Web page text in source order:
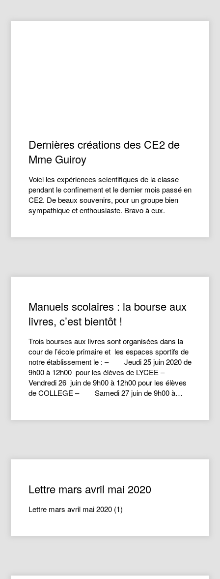
Dernières créations des CE2 de
Mme Guiroy
Voici les expériences scientifiques de la classe
pendant le confinement et le dernier mois passé en
CE2. De beaux souvenirs, pour un groupe bien
sympathique et enthousiaste. Bravo à eux.
Manuels scolaires : la bourse aux
livres, c’est bientôt !
Trois bourses aux livres sont organisées dans la
cour de l’école primaire et les espaces sportifs de
notre établissement le : – Jeudi 25 juin 2020 de
9h00 à 12h00 pour les élèves de LYCEE –
Vendredi 26 juin de 9h00 à 12h00 pour les élèves
de COLLEGE – Samedi 27 juin de 9h00 à…
Lettre mars avril mai 2020
Lettre mars avril mai 2020 (1)